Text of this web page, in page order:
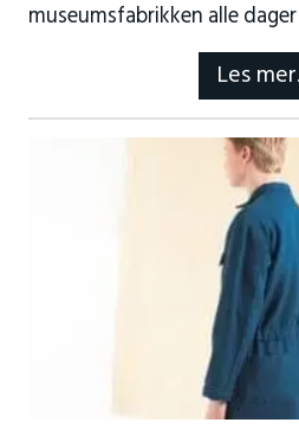
museumsfabrikken alle dager
Les